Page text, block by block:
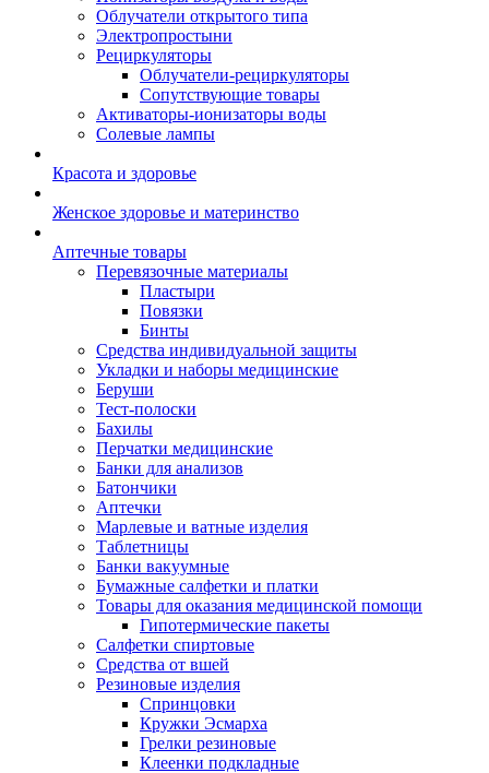
Облучатели открытого типа
Электропростыни
Рециркуляторы
Облучатели-рециркуляторы
Сопутствующие товары
Активаторы-ионизаторы воды
Солевые лампы
Красота и здоровье
Женское здоровье и материнство
Аптечные товары
Перевязочные материалы
Пластыри
Повязки
Бинты
Средства индивидуальной защиты
Укладки и наборы медицинские
Беруши
Тест-полоски
Бахилы
Перчатки медицинские
Банки для анализов
Батончики
Аптечки
Марлевые и ватные изделия
Таблетницы
Банки вакуумные
Бумажные салфетки и платки
Товары для оказания медицинской помощи
Гипотермические пакеты
Салфетки спиртовые
Средства от вшей
Резиновые изделия
Спринцовки
Кружки Эсмарха
Грелки резиновые
Клеенки подкладные